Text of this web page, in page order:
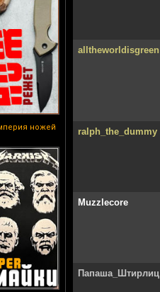
ножей
alltheworldisgreen
ralph_the_dummy
Muzzlecore
Папаша_Штирлиц